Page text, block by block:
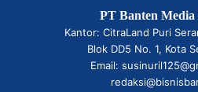
PT Banten Media
Kantor: CitraLand Puri
Blok DD5 No. 1, Kota
Email: